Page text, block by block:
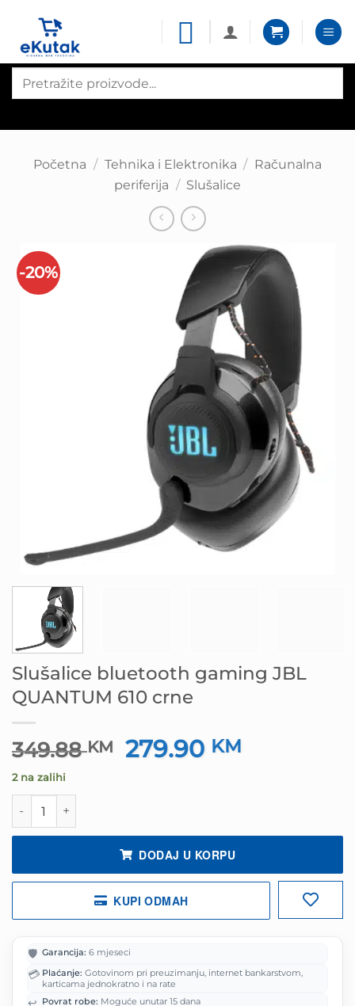
content
search
Početna / Tehnika i Elektronika / Računalna
periferija / Slušalice
-20%
Slušalice bluetooth gaming JBL
QUANTUM 610 crne
349.88KM
Izvorna
cijena
279.90 KM
2 na zalihi
Slušalice bluetooth gaming JBL QUANTUM 610 crne
DODAJ U KORPU
KUPI ODMAH
🛡️ Garancija: 6 mjeseci
💳 Plaćanje: Gotovinom pri preuzimanju, internet bankarstvom,
karticama jednokratno i na rate
↩️ Povrat robe: Moguće unutar 15 dana